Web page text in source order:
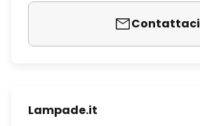
Contattaci
Lampade.it